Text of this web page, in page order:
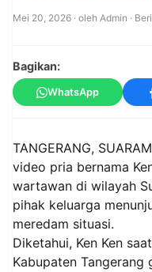
Mei 20, 2026 · oleh Admin ·
Bagikan:
WhatsApp
TANGERANG,
video pria bernama
wartawan di wilayah
pihak keluarga
meredam situasi.
Diketahui, Ken Ken
Kabupaten Tangerang